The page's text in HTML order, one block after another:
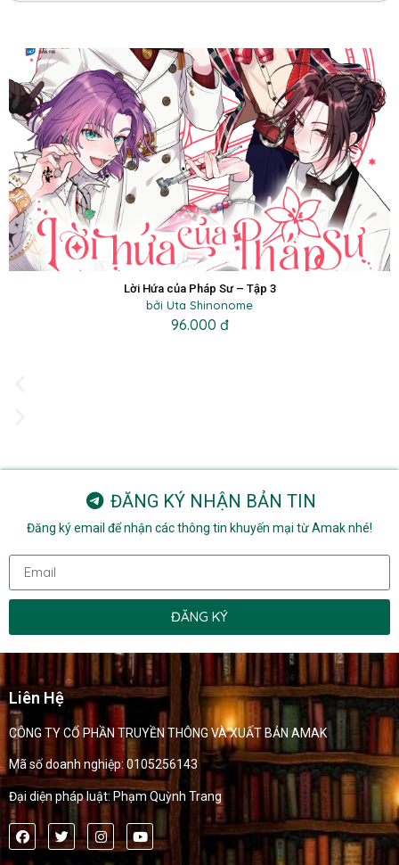
Lời Hứa của Pháp Sư – Tập 3
bởi Uta Shinonome
96.000 đ
ĐĂNG KÝ NHẬN BẢN TIN
Đăng ký email để nhận các thông tin khuyến mại từ Amak nhé!
ĐĂNG KÝ
Liên Hệ
CÔNG TY CỔ PHẦN TRUYỀN THÔNG VÀ XUẤT BẢN AMAK
Mã số doanh nghiệp: 0105256143
Đại diện pháp luật: Phạm Quỳnh Trang